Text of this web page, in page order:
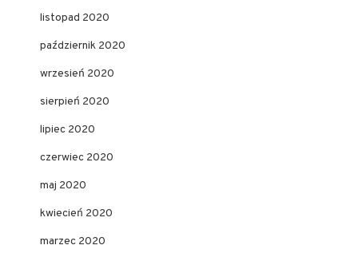
listopad 2020
październik 2020
wrzesień 2020
sierpień 2020
lipiec 2020
czerwiec 2020
maj 2020
kwiecień 2020
marzec 2020